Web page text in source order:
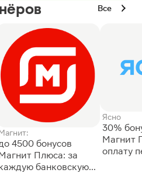
Все
4500 бонусов
Плюса: за
банковскую
Ясно
30%
Магнит
оплату